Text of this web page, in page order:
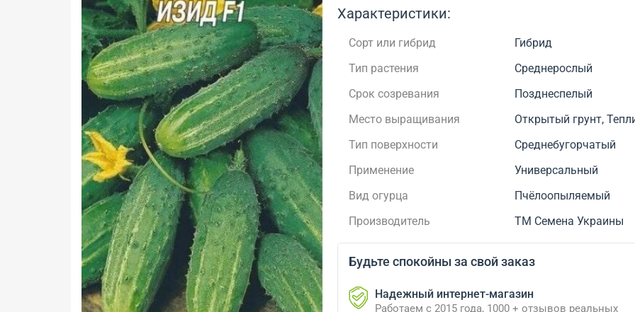
Характеристики:
Сорт или гибрид
Гибрид
Тип растения
Среднерослый
Срок созревания
Позднеспелый
Место выращивания
Открытый грунт,
Тип поверхности
Среднебугорчатый
Применение
Универсальный
Вид огурца
Пчёлоопыляемый
Производитель
ТМ Семена Украины
Будьте спокойны за свой заказ
Надежный интернет-магазин
Работаем с 2015 года, 1000 + отзывов реальных